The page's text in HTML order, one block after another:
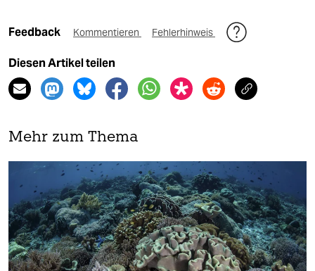
Feedback Kommentieren Fehlerhinweis
Diesen Artikel teilen
Mehr zum Thema